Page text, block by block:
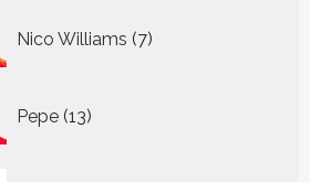
Nico Williams 7
producten
Pepe 13
producten